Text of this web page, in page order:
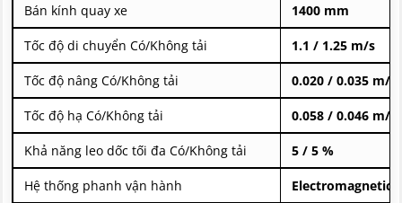
Bán kính quay xe 1400 mm
Tốc độ di chuyển Có/Không tải 1.1 / 1.25 m/s
Tốc độ nâng Có/Không tải 0.020 / 0.035 m/s
Tốc độ hạ Có/Không tải 0.058 / 0.046 m/s
Khả năng leo dốc tối đa Có/Không tải 5 / 5 %
Hệ thống phanh vận hành Electromagnetic